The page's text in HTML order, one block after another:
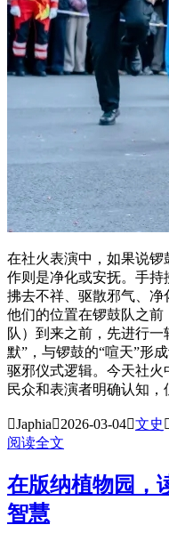
在社火表演中，如果说
作则是净化或安抚。手持
拂去不祥、驱散邪气、净
他们的位置在锣鼓队之
队）到来之前，先进行
默”，与锣鼓的“喧天”形
驱邪仪式逻辑。今天社
民众和表演者明确认知，
Japhia2026-03-04文史
阅读全文
在版纳植物园，
智慧